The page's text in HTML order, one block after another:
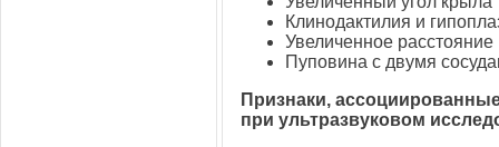
Клинодактилия и
Увеличенное
Пуповина с двумя
Признаки,
при ультразвуковом